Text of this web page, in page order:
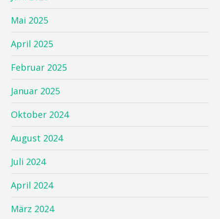
Mai 2025
April 2025
Februar 2025
Januar 2025
Oktober 2024
August 2024
Juli 2024
April 2024
März 2024